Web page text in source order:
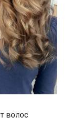
волос